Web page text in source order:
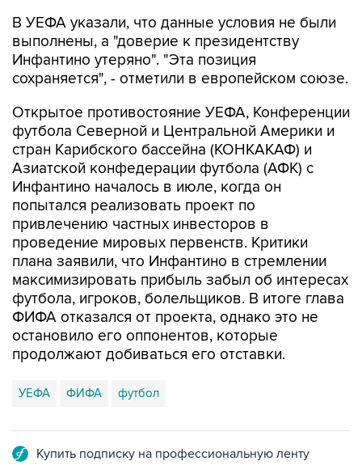
В УЕФА указали, что данные условия не были
выполнены, а "доверие к президентству
Инфантино утеряно". "Эта позиция
сохраняется", - отметили в европейском союзе.
Открытое противостояние УЕФА, Конференции
футбола Северной и Центральной Америки и
стран Карибского бассейна (КОНКАКАФ) и
Азиатской конфедерации футбола (АФК) с
Инфантино началось в июле, когда он
попытался реализовать проект по
привлечению частных инвесторов в
проведение мировых первенств. Критики
плана заявили, что Инфантино в стремлении
максимизировать прибыль забыл об интересах
футбола, игроков, болельщиков. В итоге глава
ФИФА отказался от проекта, однако это не
остановило его оппонентов, которые
продолжают добиваться его отставки.
УЕФА ФИФА футбол
Купить подписку на профессиональную ленту